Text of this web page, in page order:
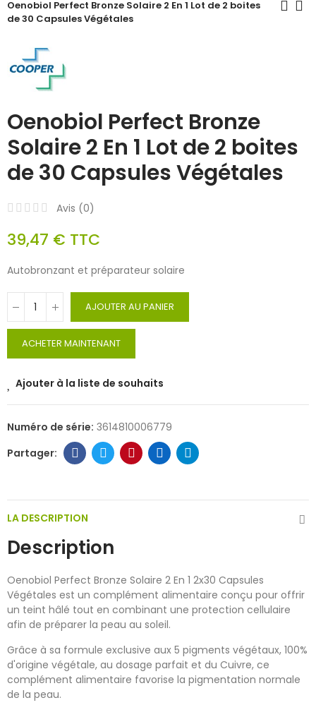
Oenobiol Perfect Bronze Solaire 2 En 1 Lot de 2 boites
de 30 Capsules Végétales
Oenobiol Perfect Bronze
Solaire 2 En 1 Lot de 2 boites
de 30 Capsules Végétales
Avis (0)
39,47 € TTC
Autobronzant et préparateur solaire
AJOUTER AU PANIER
ACHETER MAINTENANT
Ajouter à la liste de souhaits
Numéro de série: 3614810006779
LA DESCRIPTION
Description
Oenobiol Perfect Bronze Solaire 2 En 1 2x30 Capsules
Végétales est un complément alimentaire conçu pour offrir
un teint hâlé tout en combinant une protection cellulaire
afin de préparer la peau au soleil.
Grâce à sa formule exclusive aux 5 pigments végétaux, 100%
d'origine végétale, au dosage parfait et du Cuivre, ce
complément alimentaire favorise la pigmentation normale
de la peau.